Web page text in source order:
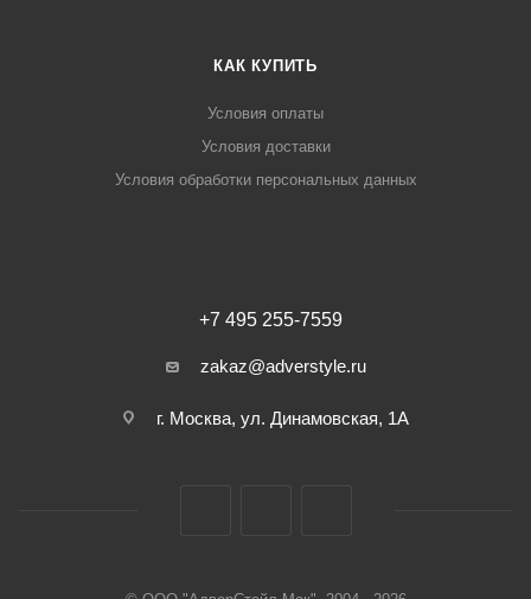
КАК КУПИТЬ
Условия оплаты
Условия доставки
Условия обработки персональных данных
+7 495 255-7559
zakaz@adverstyle.ru
г. Москва, ул. Динамовская, 1А